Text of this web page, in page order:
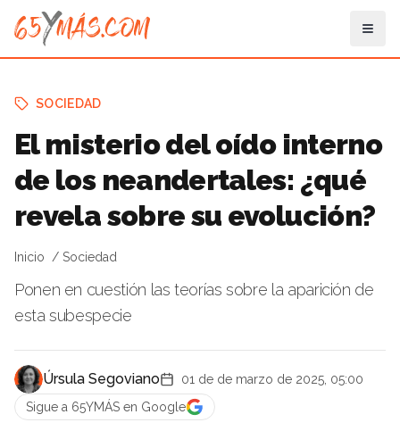
SOCIEDAD
El misterio del oído interno
de los neandertales: ¿qué
revela sobre su evolución?
Inicio Sociedad
Ponen en cuestión las teorías sobre la aparición de
esta subespecie
Úrsula Segoviano
01 de de marzo de 2025, 05:00
Sigue a 65YMÁS en Google